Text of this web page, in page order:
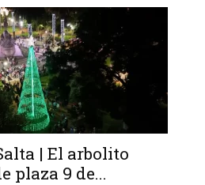
| El arbolito
plaza 9 de...